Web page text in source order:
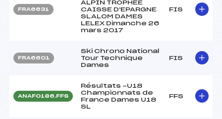
FRA6631
ALPIN TROPHEE
CAISSE D'EPARGNE
SLALOM DAMES
LELEX Dimanche 26
mars 2017
FIS
FRA6601
Ski Chrono National
Tour Technique
Dames
FIS
ANAF0186.FFS
Résultats -U18
Championnats de
France Dames U18
SL
FFS